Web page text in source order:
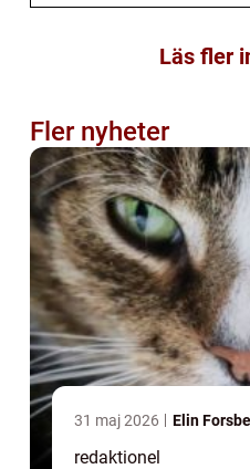
Läs fler
Fler nyheter
31 maj 2026 Elin
redaktionel